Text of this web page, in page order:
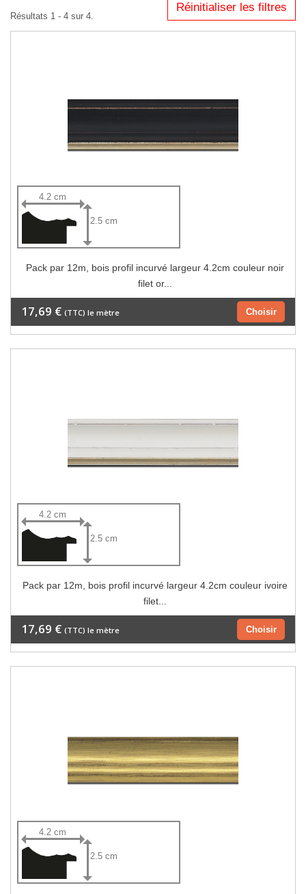
Réinitialiser les filtres
Résultats 1 - 4 sur 4.
4.2 cm
2.5 cm
Pack par 12m, bois profil incurvé largeur 4.2cm couleur noir
filet or...
Choisir
17,69 € (TTC) le mètre
4.2 cm
2.5 cm
Pack par 12m, bois profil incurvé largeur 4.2cm couleur ivoire
filet...
Choisir
17,69 € (TTC) le mètre
4.2 cm
2.5 cm